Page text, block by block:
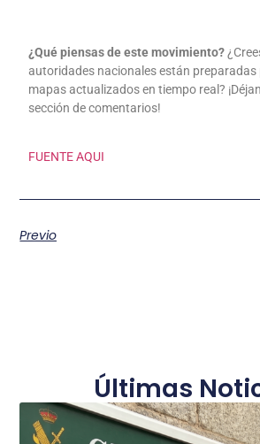
¿Qué piensas de este movimiento?
autoridades nacionales están
mapas actualizados en tiempo real?
sección de comentarios!
FUENTE AQUI
Previo
Últimas